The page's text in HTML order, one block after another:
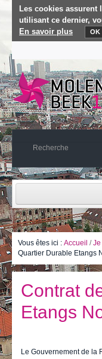
Les cookies assurent
utilisant ce dernier,
En savoir plus
OK
Accueil
Vie politique
Je vis
Je visite
Publications
Vous êtes ici : Accueil /Je
Quartier Durable Etangs
Contrat
Etangs
Le Gouvernement de la